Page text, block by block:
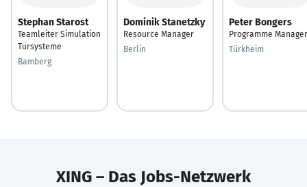
Stephan Starost
Teamleiter Simulation
Türsysteme
Bamberg
Dominik Stanetzky
Resource Manager
Berlin
Peter Bongers
Programme Manager
Türkheim
XING – Das Jobs-Netzwerk